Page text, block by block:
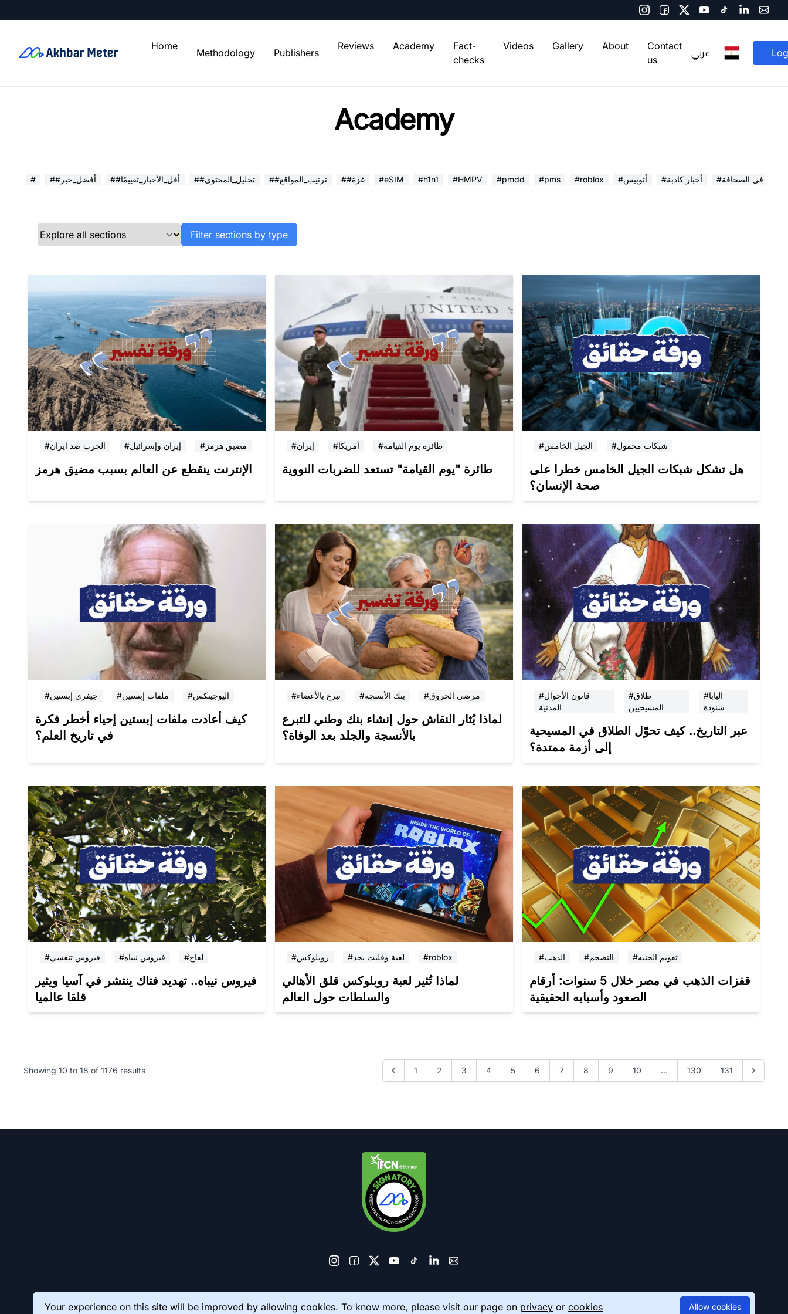
Home
Methodology Publishers
Reviews Academy
Fact-
checks
Videos Gallery About
Contact
us
عربي
Academy
# ##أفضل_خبر ##أقل_الأخبار_تقييمًا ##تحليل_المحتوى ##ترتيب_المواقع ##غزة #eSIM #h1n1 #HMPV #pmdd #pms #roblox #أتوبيس #أخبار كاذبة ميتر في الصحافة
Filter sections by type
#الحرب ضد ايران #إيران وإسرائيل #مضيق هرمز
الإنترنت ينقطع عن العالم بسبب مضيق هرمز
#إيران #أمريكا #طائرة يوم القيامة
طائرة "يوم القيامة" تستعد للضربات النووية
#الجيل الخامس #شبكات محمول
هل تشكل شبكات الجيل الخامس خطرا على
صحة الإنسان؟
#جيفري إبستين #ملفات إبستين #اليوجينكس
كيف أعادت ملفات إبستين إحياء أخطر فكرة
في تاريخ العلم؟
#تبرع بالأعضاء #بنك الأنسجة #مرضى الحروق
لماذا يُثار النقاش حول إنشاء بنك وطني للتبرع
بالأنسجة والجلد بعد الوفاة؟
#قانون الأحوال
المدنية
#طلاق
المسيحيين
#البابا
شنودة
عبر التاريخ.. كيف تحوّل الطلاق في المسيحية
إلى أزمة ممتدة؟
#فيروس تنفسي #فيروس نيباه #لقاح
فيروس نيباه.. تهديد فتاك ينتشر في آسيا ويثير
قلقا عالميا
#روبلوكس #لعبة وقلبت بجد #roblox
لماذا تُثير لعبة روبلوكس قلق الأهالي
والسلطات حول العالم
#الذهب #التضخم #تعويم الجنيه
قفزات الذهب في مصر خلال 5 سنوات: أرقام
الصعود وأسبابه الحقيقية
Showing 10 to 18 of 1176 results 1 2 3 4 5 6 7 8 9 10 ... 130 131
Your experience on this site will be improved by allowing cookies. To know more, please visit our page on privacy or cookies Allow cookies